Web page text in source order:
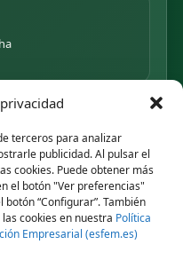
terceros para analizar
publicidad. Al pulsar el
cookies. Puede obtener más
el botón "Ver preferencias"
“Configurar”. También
cookies en nuestra Política
Empresarial (esfem.es)